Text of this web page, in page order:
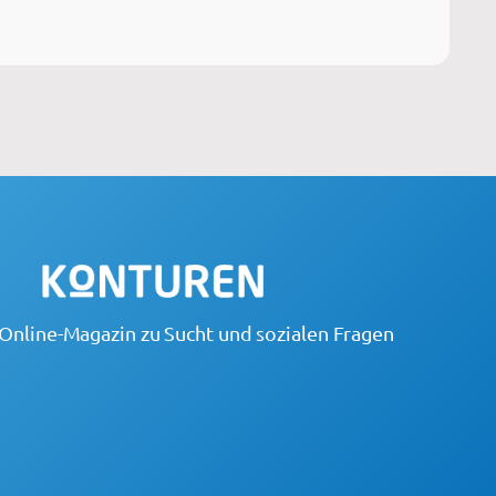
Magazin zu Sucht und sozialen Fragen